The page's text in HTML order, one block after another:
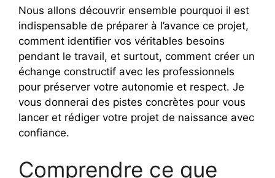
Nous allons découvrir ensemble pourquoi il est
indispensable de préparer à l’avance ce projet,
comment identifier vos véritables besoins
pendant le travail, et surtout, comment créer un
échange constructif avec les professionnels
pour préserver votre autonomie et respect. Je
vous donnerai des pistes concrètes pour vous
lancer et rédiger votre projet de naissance avec
confiance.
Comprendre ce que